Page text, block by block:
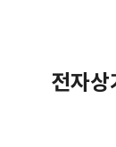
전자상